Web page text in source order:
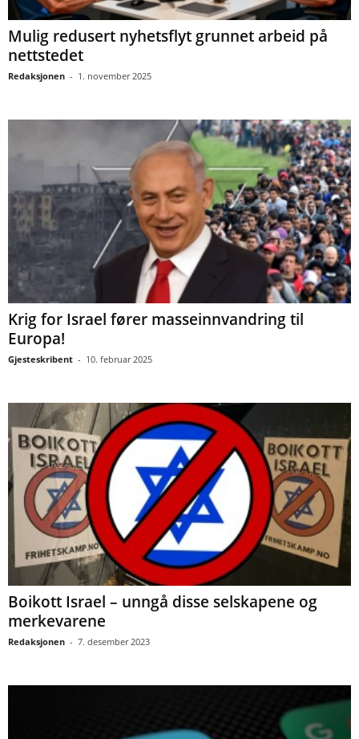
Mulig redusert nyhetsflyt grunnet arbeid på
nettstedet
Redaksjonen - 1. november 2025
Krig for Israel fører masseinnvandring til
Europa!
Gjesteskribent - 10. februar 2025
Boikott Israel – unngå disse selskapene og
merkevarene
Redaksjonen - 7. desember 2023